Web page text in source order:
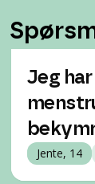
Jeg
Jente, 14